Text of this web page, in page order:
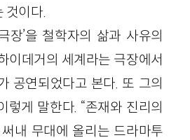
것이다.
장’을 철학자의 삶과 사유의
이데거의 세계라는 극장에서
공연되었다고 본다. 또 그의
렇게 말한다. “존재와 진리의
내 무대에 올리는 드라마투